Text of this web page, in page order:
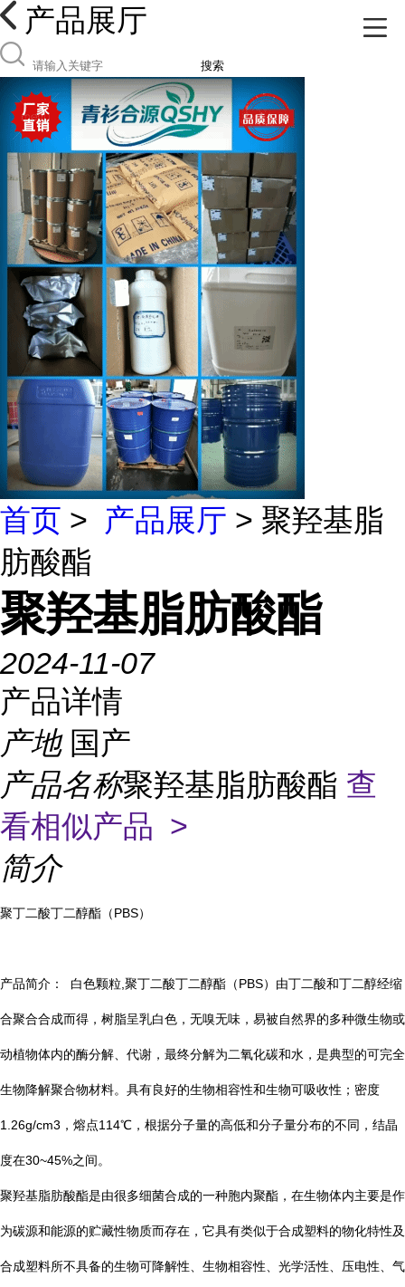
产品展厅
搜索
首页 > 产品展厅 > 聚羟基脂
肪酸酯
聚羟基脂肪酸酯
2024-11-07
产品详情
产地 国产
产品名称聚羟基脂肪酸酯 查
看相似产品 >
简介
聚丁二酸丁二醇酯（PBS）
产品简介： 白色颗粒,聚丁二酸丁二醇酯（PBS）由丁二酸和丁二醇经缩
合聚合合成而得，树脂呈乳白色，无嗅无味，易被自然界的多种微生物或
动植物体内的酶分解、代谢，最终分解为二氧化碳和水，是典型的可完全
生物降解聚合物材料。具有良好的生物相容性和生物可吸收性；密度
1.26g/cm3，熔点114℃，根据分子量的高低和分子量分布的不同，结晶
度在30~45%之间。
聚羟基脂肪酸酯是由很多细菌合成的一种胞内聚酯，在生物体内主要是作
为碳源和能源的贮藏性物质而存在，它具有类似于合成塑料的物化特性及
合成塑料所不具备的生物可降解性、生物相容性、光学活性、压电性、气